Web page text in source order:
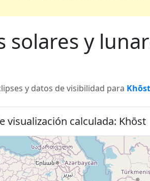
solares y
y datos de visibilidad para Khōst
visualización calculada: Khōst